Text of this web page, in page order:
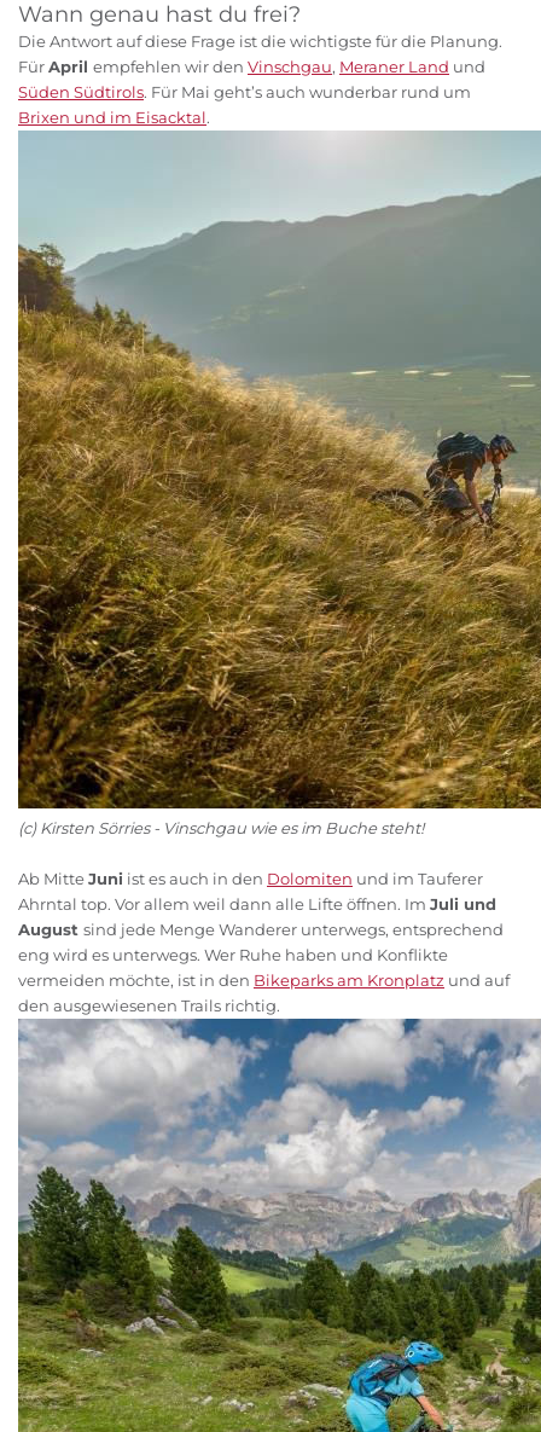
Wann genau hast du frei?
Die Antwort auf diese Frage ist die wichtigste für die Planung.
FürApril empfehlen wir den Vinschgau, Meraner Land und
Süden Südtirols. Für Mai geht’s auch wunderbar rund um
Brixen und im Eisacktal.
(c) Kirsten Sörries - Vinschgau wie es im Buche steht!
Ab MitteJuni ist es auch in den Dolomiten und im Tauferer
Ahrntal top. Vor allem weil dann alle Lifte öffnen. Im Juli und
August sind jede Menge Wanderer unterwegs, entsprechend
eng wird es unterwegs. Wer Ruhe haben und Konflikte
vermeiden möchte, ist in den Bikeparks am Kronplatz und auf
den ausgewiesenen Trails richtig.